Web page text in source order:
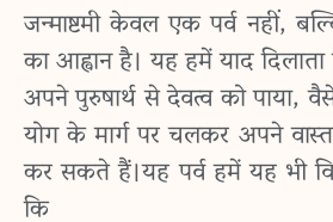
जन्माष्टमी केवल एक पर्व नहीं,
का आह्वान है। यह हमें याद
अपने पुरुषार्थ से देवत्व को पाया,
योग के मार्ग पर चलकर अपने
कर सकते हैं।यह पर्व हमें यह भी
कि